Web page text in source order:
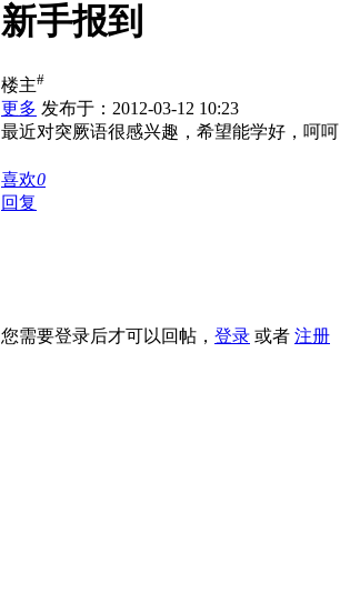
新手报到
楼主#
更多 发布于：2012-03-12 10:23
最近对突厥语很感兴趣，希望能学好，呵呵
喜欢0
回复
您需要登录后才可以回帖， 登录 或者 注册